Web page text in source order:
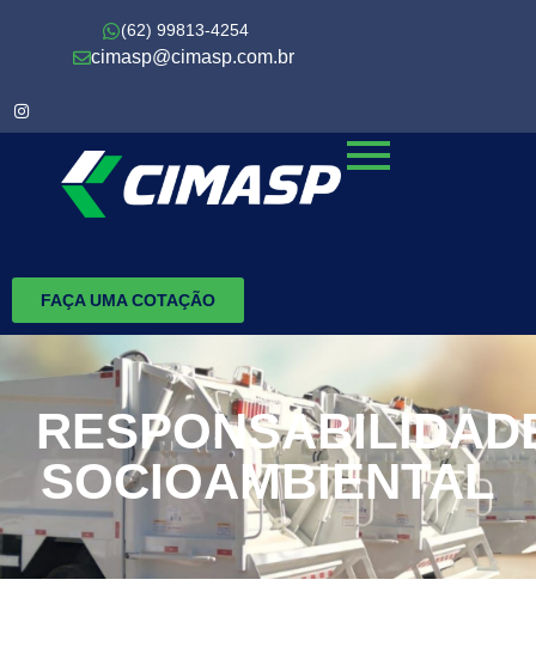
(62) 99813-4254
cimasp@cimasp.com.br
FAÇA UMA COTAÇÃO
SOCIOAMBIENTAL